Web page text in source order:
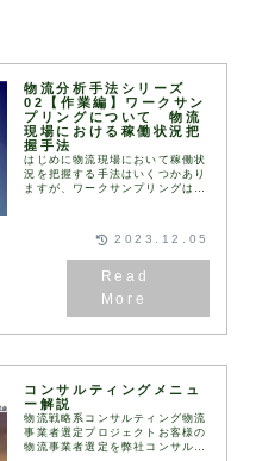
物流分析手法シリーズ
02【作業編】ワークサン
プリングについて 物流
現場における稼働状況把
握手法
はじめに物流現場において稼働状
況を把握する手法はいくつかあり
ますが、ワークサンプリングは代
解して頂ければ、長時...
2023.12.05
コンサルティングメニュ
ー解説
物流戦略系コンサルティング物流
事業者選定プロジェクトお客様の
物流事業者選定を弊社コンサルタ